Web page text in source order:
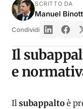
SCRITTO DA
Manuel
Condividi
Il
e
Ilsubappaltoè